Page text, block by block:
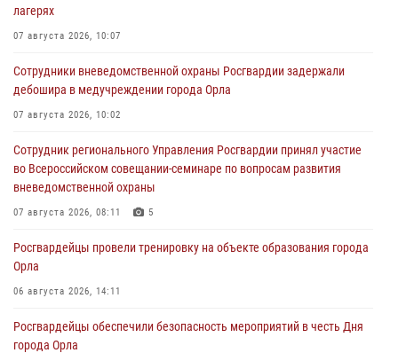
лагерях
07 августа 2026, 10:07
Сотрудники вневедомственной охраны Росгвардии задержали
дебошира в медучреждении города Орла
07 августа 2026, 10:02
Сотрудник регионального Управления Росгвардии принял участие
во Всероссийском совещании-семинаре по вопросам развития
вневедомственной охраны
07 августа 2026, 08:11 5
Росгвардейцы провели тренировку на объекте образования города
Орла
06 августа 2026, 14:11
Росгвардейцы обеспечили безопасность мероприятий в честь Дня
города Орла